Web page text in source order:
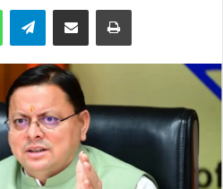
WhatsAppTelegramShare via Email Print